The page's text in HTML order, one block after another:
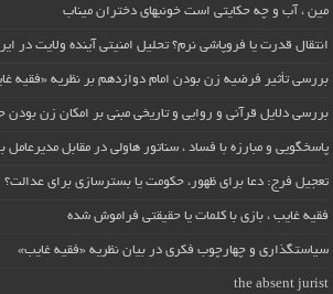
مین ، آب و چه حکایتی است خونبهای دختران میناب
انتقال قدرت یا فروپاشی نرم؟ تحلیل امنیتی آینده ولایت در
بررسی تأثیر فرضیه زن بودن امام دوازدهم بر نظریه «فقیه
بررسی دلایل قرآنی و روایی و تاریخی مبنی بر امکان زن
پاسخگویی و مبارزه با فساد ، سناتور هاولی در مقابل مدیرعامل
تعجیل فرج: دعا برای ظهور، حکومت یا بسترسازی برای عدالت؟
فقیه غایب ، بازی با کلمات یا حقیقتی فراموش شده
سیاستگذاری و چهارچوب فکری در بیان نظریه «فقیه غایب»
the absent jurist